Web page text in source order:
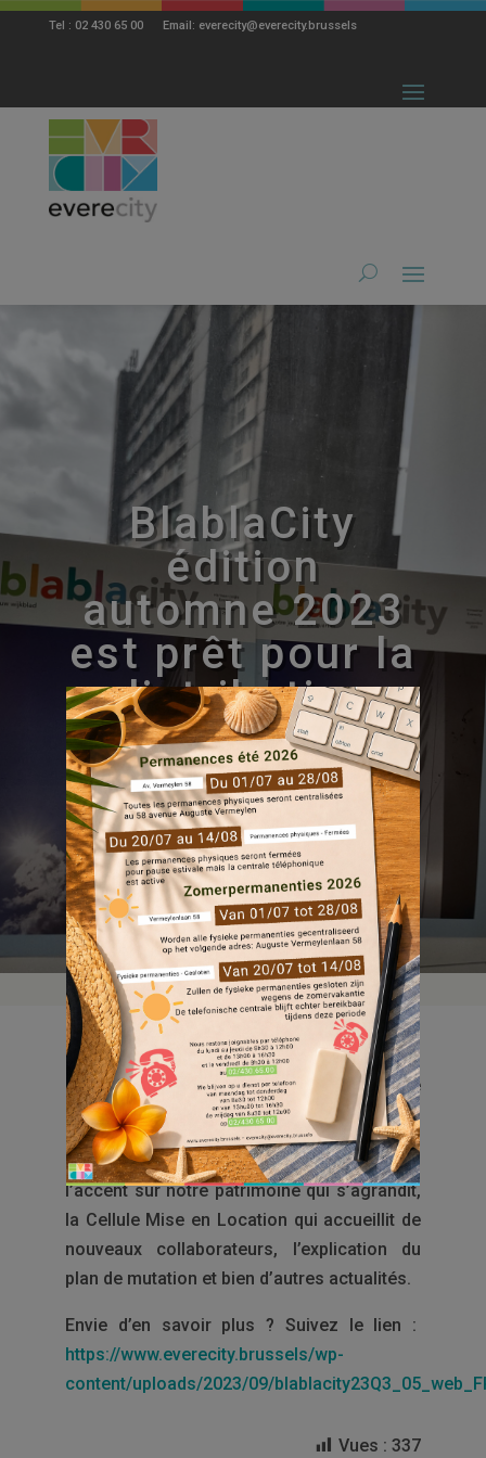
Tel : 02 430 65 00 Email: everecity@everecity.brussels
BlablaCity
édition
automne 2023
est prêt pour la
distribution
29 Sep, 2023
Notre magazine trimestriel reprend toute
l’actualité de la vie d’Everecity.
Pour cette édition automnale nous mettons
l’accent sur notre patrimoine qui s’agrandit,
la Cellule Mise en Location qui accueillit de
nouveaux collaborateurs, l’explication du
plan de mutation et bien d’autres actualités.
Envie d’en savoir plus ? Suivez le lien :
https://www.everecity.brussels/wp-
content/uploads/2023/09/
Vues : 337
modal-check